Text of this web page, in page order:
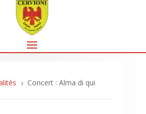
5 Concert : Alma di qui